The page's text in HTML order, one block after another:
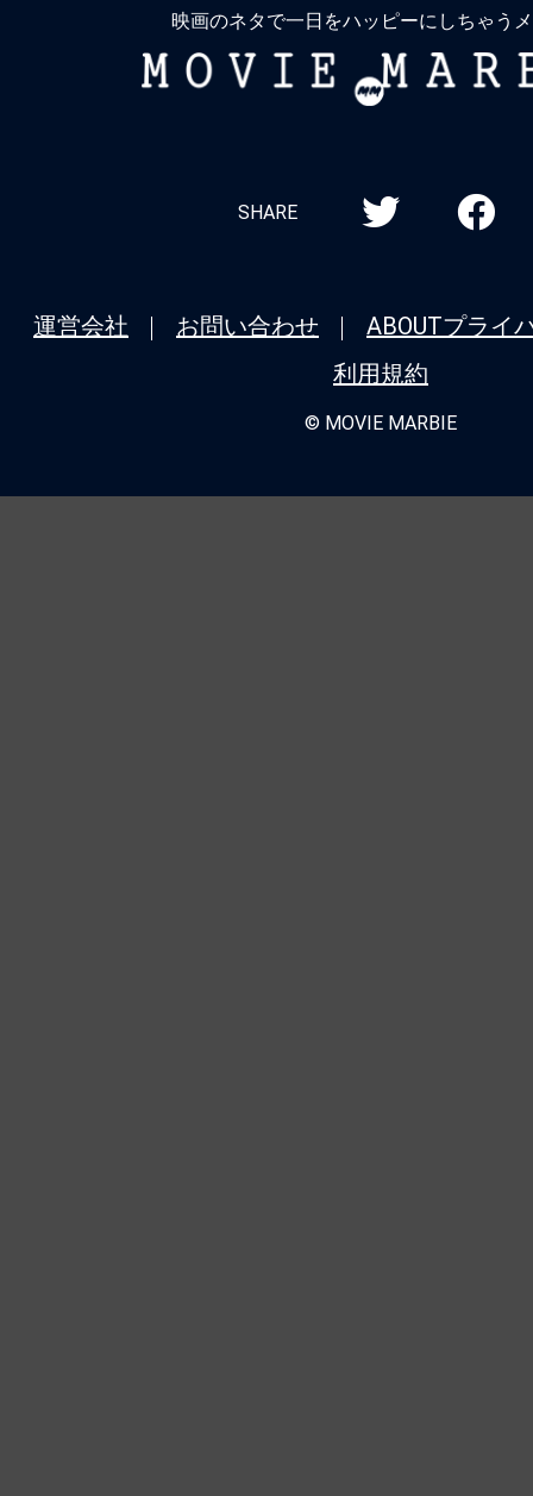
映画のネタで一日をハッピーにしちゃう
MOVIE
SHARE
運営会社 お問い合わせ ABOUTプライ
利用規約
© MOVIE MARBIE